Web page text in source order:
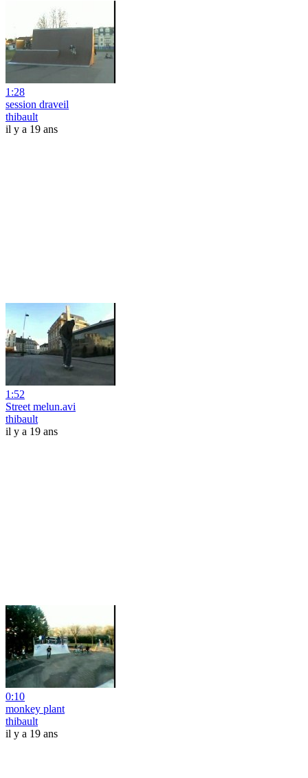
1:28
session draveil
thibault
il y a 19 ans
1:52
Street melun.avi
thibault
il y a 19 ans
0:10
monkey plant
thibault
il y a 19 ans